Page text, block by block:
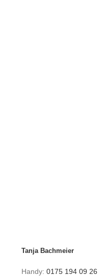
Tanja Bachmeier
Handy: 0175 194 09 26